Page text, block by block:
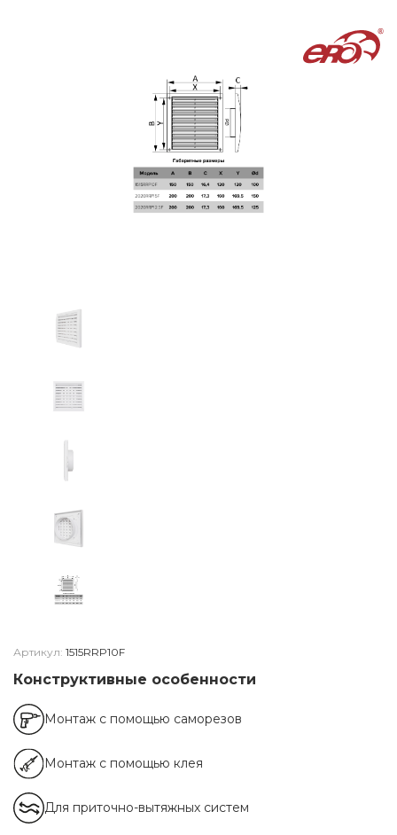
Артикул: 1515RRP10F
Конструктивные особенности
Монтаж с помощью саморезов
Монтаж с помощью клея
Для приточно-вытяжных систем